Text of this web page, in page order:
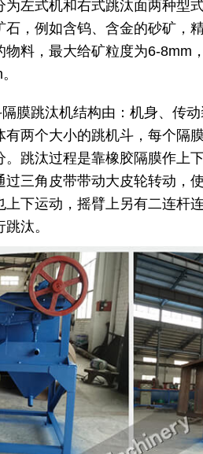
为左式机和右式跳汰面两种型
石，例如含钨、含金的砂矿，
物料，最大给矿粒度为6-8mm
膜跳汰机结构由：机身、传
有两个大小的跳机斗，每个隔
。跳汰过程是靠橡胶隔膜作上
过三角皮带带动大皮轮转动，
上下运动，摇臂上另有二连杆
汰。